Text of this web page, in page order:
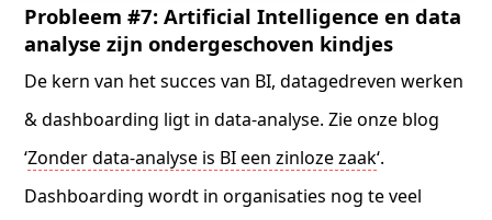
Probleem #7: Artificial Intelligence en data
analyse zijn ondergeschoven kindjes
De kern van het succes van BI, datagedreven werken
& dashboarding ligt in data-analyse. Zie onze blog
‘Zonder data-analyse is BI een zinloze zaak‘.
Dashboarding wordt in organisaties nog te veel